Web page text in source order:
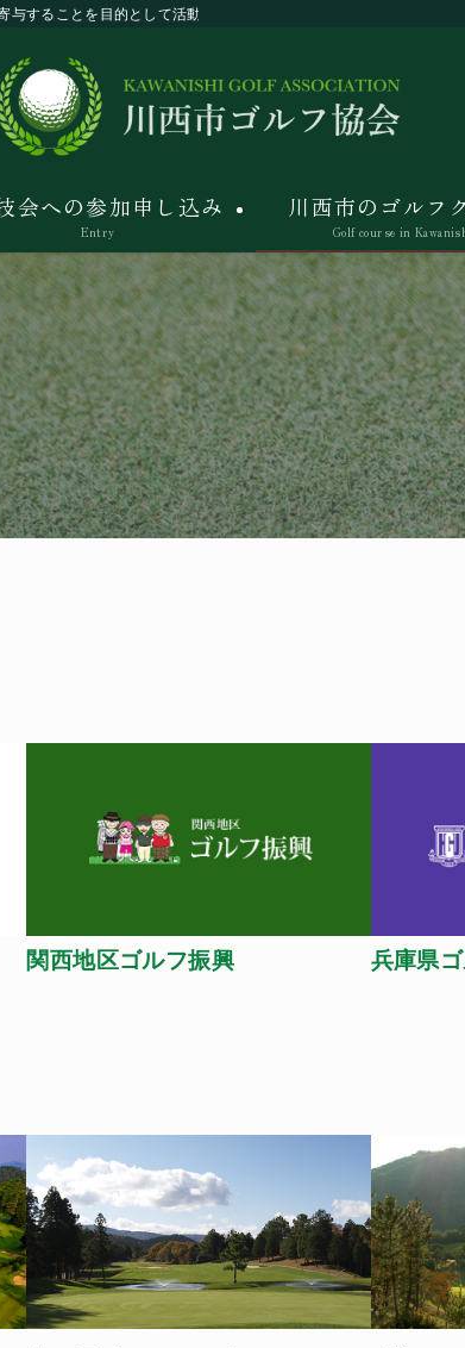
することを目的として活動しています。
会への参加申し込み
Entry
川西市のゴルフ
Golf course in
関西地区ゴルフ振興 兵庫県